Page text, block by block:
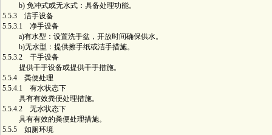
b) 免冲式或无水式：具备处理功能。
5.5.3 洁手设备
5.5.3.1 净手设备
a)有水型：设置洗手盆，开放时间确保供水。
b)无水型：提供擦手纸或洁手措施。
5.5.3.2 干手设备
提供干手设备或提供干手措施。
5.5.4 粪便处理
5.5.4.1 有水状态下
具有有效粪便处理措施。
5.5.4.2 无水状态下
具有有效的粪便处理措施。
5.5.5 如厕环境